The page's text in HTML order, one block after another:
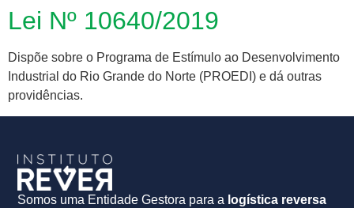
Lei Nº 10640/2019
Dispõe sobre o Programa de Estímulo ao Desenvolvimento
Industrial do Rio Grande do Norte (PROEDI) e dá outras
providências.
Somos uma Entidade Gestora para a logística reversa